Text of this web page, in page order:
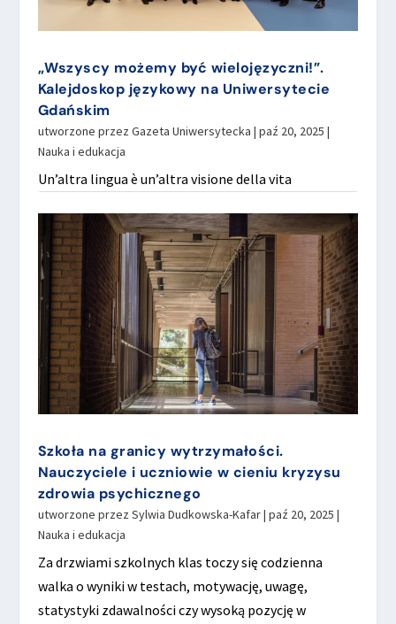
„Wszyscy możemy być wielojęzyczni!”.
Kalejdoskop językowy na Uniwersytecie
Gdańskim
utworzone przez Gazeta Uniwersytecka | paź 20, 2025 |
Nauka i edukacja
Un’altra lingua è un’altra visione della vita
Szkoła na granicy wytrzymałości.
Nauczyciele i uczniowie w cieniu kryzysu
zdrowia psychicznego
utworzone przez Sylwia Dudkowska-Kafar| paź 20, 2025 |
Nauka i edukacja
Za drzwiami szkolnych klas toczy się codzienna
walka o wyniki w testach, motywację, uwagę,
statystyki zdawalności czy wysoką pozycję w